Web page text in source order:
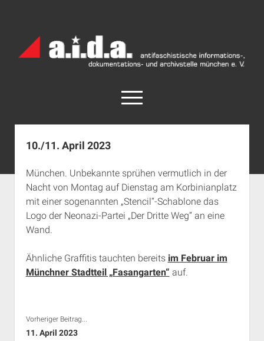
Archiv
München
open
menu
facebook
rss info@aida-archiv.de
Aktuelles
Termine
open
dropdown
menu
Antifaschistische Termine im Süden
Rechte Termine im Süden
Rechte Termine München
Chronologie
menu
a.i.d.a. e. V. unterstützen
Über a.i.d.a.
Impressum
10./11. April 2023
München. Unbekannte sprühen vermutlich in der
Nacht von Montag auf Dienstag am Korbinianplatz
mit einer sogenannten „Stencil“-Schablone das
Logo der Neonazi-Partei „Der Dritte Weg“ an eine
Wand.
Ähnliche Graffitis tauchten bereits im Februar im
Münchner Stadtteil „Fasangarten“ auf.
Vorheriger Beitrag...
11. April 2023